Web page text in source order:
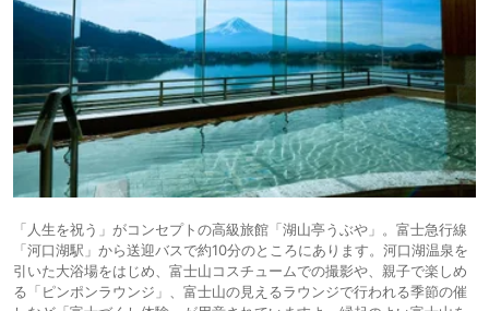
「人生を祝う」がコンセプトの高級旅館「湖山亭うぶや」。富士急行線
「河口湖駅」から送迎バスで約10分のところにあります。河口湖温泉を
引いた大浴場をはじめ、富士山コスチュームでの撮影や、親子で楽しめ
る「ピンポンラウンジ」、富士山の見えるラウンジで行われる季節の催